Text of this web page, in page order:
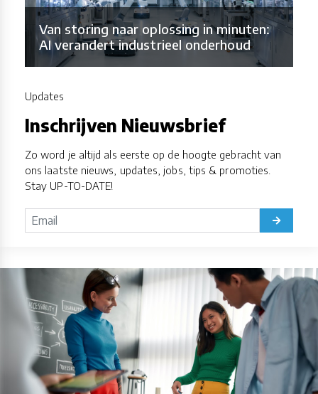
Van storing naar oplossing in minuten:
AI verandert industrieel onderhoud
Updates
Inschrijven Nieuwsbrief
Zo word je altijd als eerste op de hoogte gebracht van
ons laatste nieuws, updates, jobs, tips & promoties.
Stay UP-TO-DATE!